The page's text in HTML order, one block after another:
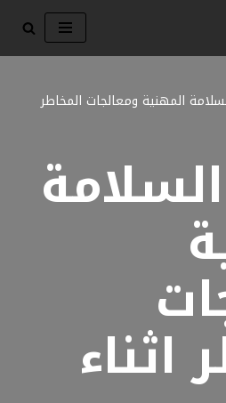
المهنية ومعالجات المخاطر
اثناء